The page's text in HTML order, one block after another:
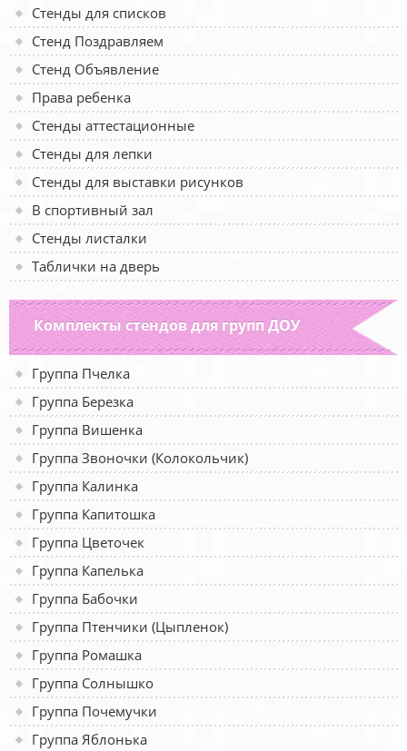
Стенды для списков
Стенд Поздравляем
Стенд Объявление
Права ребенка
Стенды аттестационные
Стенды для лепки
Стенды для выставки рисунков
В спортивный зал
Стенды листалки
Таблички на дверь
Комплекты стендов для групп ДОУ
Группа Пчелка
Группа Березка
Группа Вишенка
Группа Звоночки (Колокольчик)
Группа Калинка
Группа Капитошка
Группа Цветочек
Группа Капелька
Группа Бабочки
Группа Птенчики (Цыпленок)
Группа Ромашка
Группа Солнышко
Группа Почемучки
Группа Яблонька